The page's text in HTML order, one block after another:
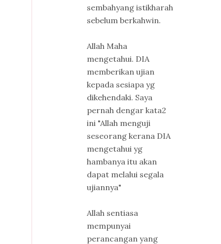
sembahyang istikharah
sebelum berkahwin.
Allah Maha
mengetahui. DIA
memberikan ujian
kepada sesiapa yg
dikehendaki. Saya
pernah dengar kata2
ini "Allah menguji
seseorang kerana DIA
mengetahui yg
hambanya itu akan
dapat melalui segala
ujiannya"
Allah sentiasa
mempunyai
perancangan yang